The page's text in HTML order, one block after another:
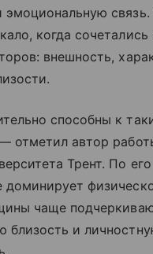
эмоциональную
когда сочетались
внешность,
способны к
отметил автор
Трент. По
чаще
близость и